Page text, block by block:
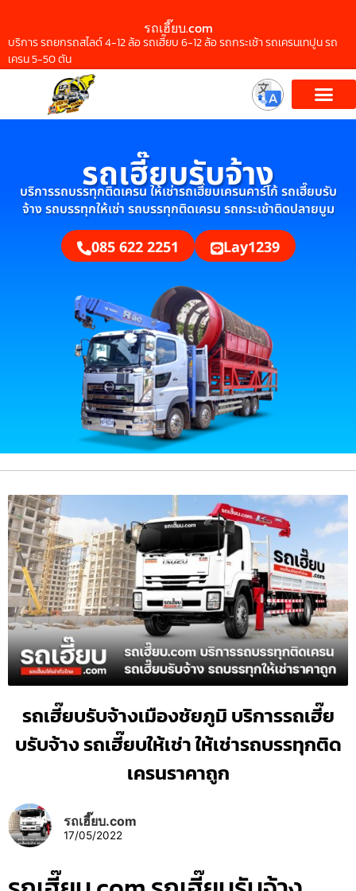
รถเฮี๊ยบ.com
บริการ รถยกรถสไลด์ 4-12 ล้อ รถเฮี๊ยบ 6-12 ล้อ รถกระเช้า รถเครนเทปูน รถ
เครน 5-50 ตัน
รถเฮี๊ยบรับจ้าง
บริการรถบรรทุกติดเครน ให้เช่ารถเฮี๊ยบเครนคาร์โก้ รถเฮี๊ยบรับ
จ้าง รถบรรทุกให้เช่า รถบรรทุกติดเครน รถกระเช้าติดปลายบูม
085 622 2251 Lay1239
รถเฮี๊ยบรับจ้างเมืองชัยภูมิ บริการรถเฮี๊ย
บรับจ้าง รถเฮี๊ยบให้เช่า ให้เช่ารถบรรทุกติด
เครนราคาถูก
รถเฮี๊ยบ.com
17/05/2022